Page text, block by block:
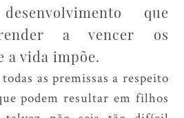
que
a vencer os
a vida impõe.
as premissas a respeito
podem resultar em filhos